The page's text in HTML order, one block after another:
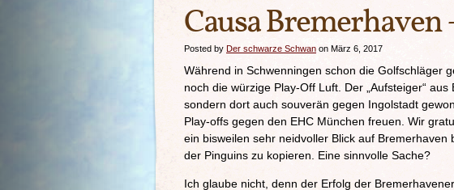
Causa
Posted by Der schwarze Schwan on März 6, 2017
Während in Schwenningen schon die Golfschläger
noch die würzige Play-Off Luft. Der „Aufsteiger“
sondern dort auch souverän gegen Ingolstadt
Play-offs gegen den EHC München freuen. Wir
ein bisweilen sehr neidvoller Blick auf
der Pinguins zu kopieren. Eine sinnvolle Sache?
Ich glaube nicht, denn der Erfolg der